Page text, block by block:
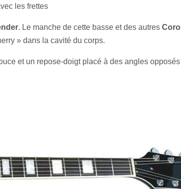
les frettes
. Le manche de cette basse et des autres
» dans la cavité du corps.
et un repose-doigt placé à des angles